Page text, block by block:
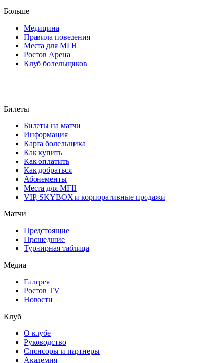
Больше
Медицина
Правила поведения
Места для МГН
Ростов Арена
Клуб болельщиков
Билеты
Билеты на матчи
Информация
Карта болельщика
Как купить
Как оплатить
Как добраться
Абонементы
Места для МГН
VIP, SKYBOX и корпоративные продажи
Матчи
Предстоящие
Прошедшие
Турнирная таблица
Медиа
Галерея
Ростов TV
Новости
Клуб
О клубе
Руководство
Спонсоры и партнеры
Академия